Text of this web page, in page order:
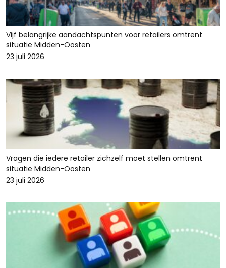
Vijf belangrijke aandachtspunten voor retailers omtrent
situatie Midden-Oosten
23 juli 2026
Vragen die iedere retailer zichzelf moet stellen omtrent
situatie Midden-Oosten
23 juli 2026